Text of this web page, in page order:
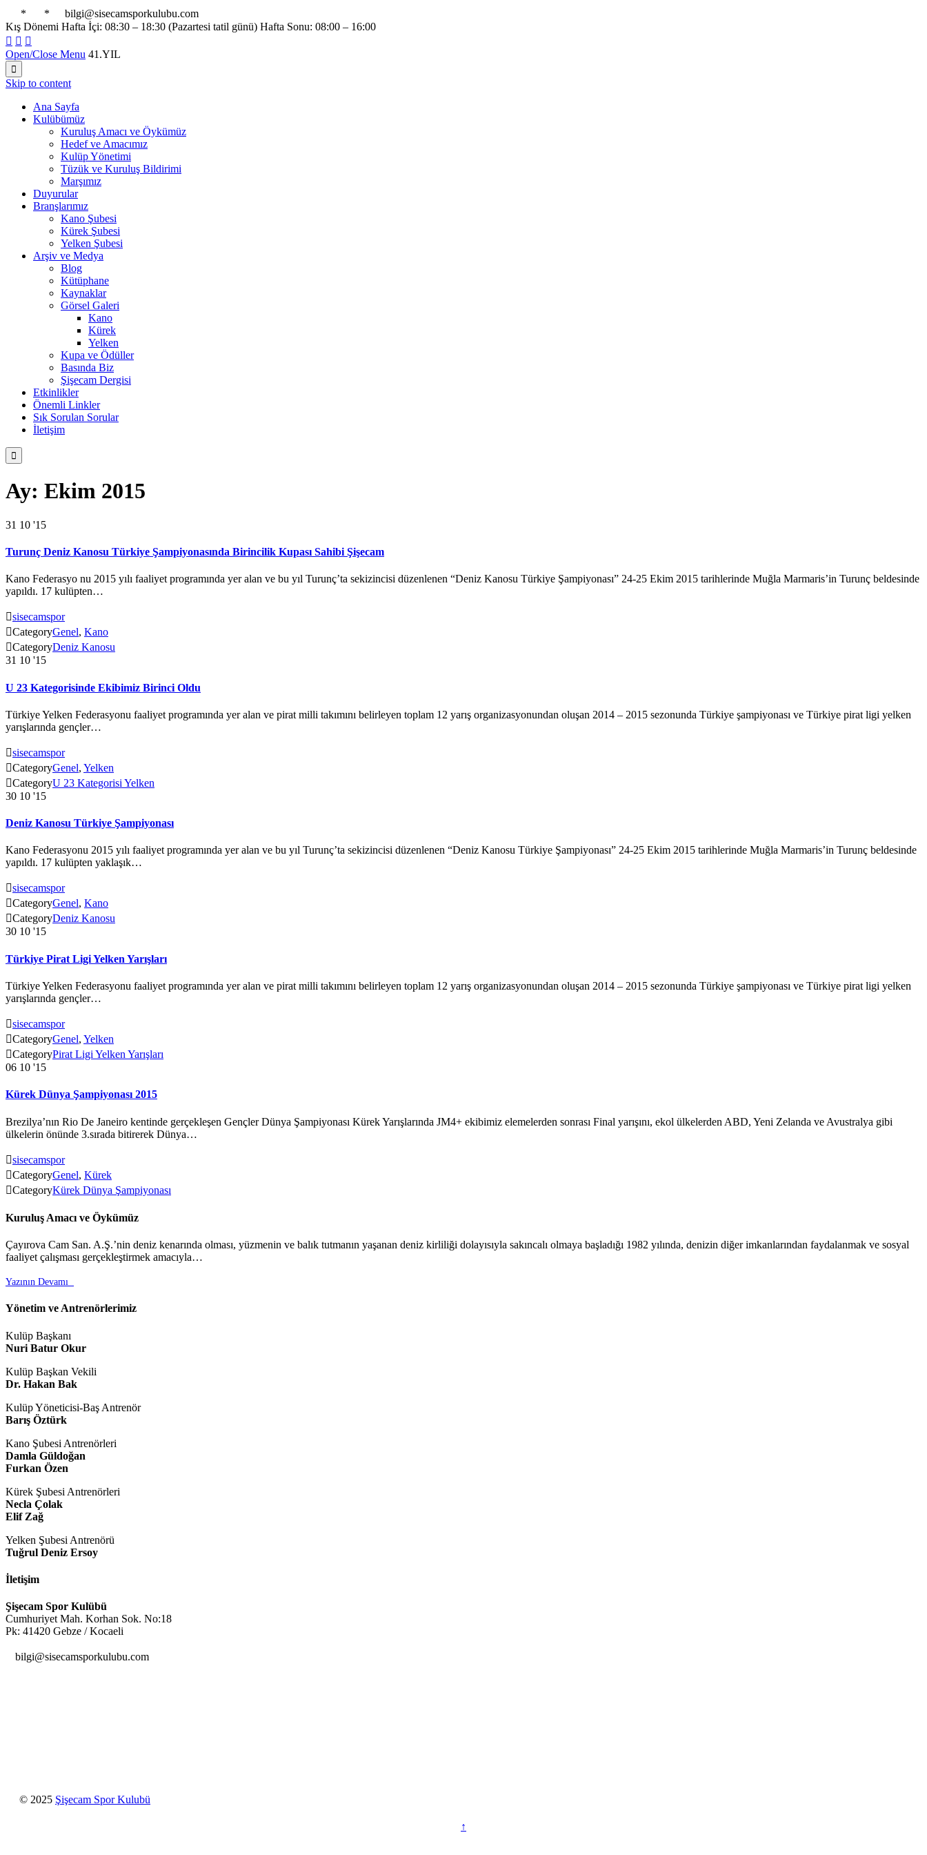
* *
bilgi@sisecamsporkulubu.com
Kış Dönemi Hafta İçi: 08:30 – 18:30 (Pazartesi tatil günü) Hafta Sonu: 08:00 – 16:00
  
Open/Close Menu 41.YIL

Skip to content
Ana Sayfa
Kulübümüz
Kuruluş Amacı ve Öykümüz
Hedef ve Amacımız
Kulüp Yönetimi
Tüzük ve Kuruluş Bildirimi
Marşımız
Duyurular
Branşlarımız
Kano Şubesi
Kürek Şubesi
Yelken Şubesi
Arşiv ve Medya
Blog
Kütüphane
Kaynaklar
Görsel Galeri
Kano
Kürek
Yelken
Kupa ve Ödüller
Basında Biz
Şişecam Dergisi
Etkinlikler
Önemli Linkler
Sık Sorulan Sorular
İletişim

Ay: Ekim 2015
31 10 '15
Turunç Deniz Kanosu Türkiye Şampiyonasında Birincilik Kupası Sahibi Şişecam
Kano Federasyo nu 2015 yılı faaliyet programında yer alan ve bu yıl Turunç’ta sekizincisi düzenlenen “Deniz Kanosu Türkiye Şampiyonası” 24-25 Ekim 2015 tarihlerinde Muğla Marmaris’in Turunç beldesinde
yapıldı. 17 kulüpten…
sisecamspor
CategoryGenel, Kano
CategoryDeniz Kanosu
31 10 '15
U 23 Kategorisinde Ekibimiz Birinci Oldu
Türkiye Yelken Federasyonu faaliyet programında yer alan ve pirat milli takımını belirleyen toplam 12 yarış organizasyonundan oluşan 2014 – 2015 sezonunda Türkiye şampiyonası ve Türkiye pirat ligi yelken
yarışlarında gençler…
sisecamspor
CategoryGenel, Yelken
CategoryU 23 Kategorisi Yelken
30 10 '15
Deniz Kanosu Türkiye Şampiyonası
Kano Federasyonu 2015 yılı faaliyet programında yer alan ve bu yıl Turunç’ta sekizincisi düzenlenen “Deniz Kanosu Türkiye Şampiyonası” 24-25 Ekim 2015 tarihlerinde Muğla Marmaris’in Turunç beldesinde
yapıldı. 17 kulüpten yaklaşık…
sisecamspor
CategoryGenel, Kano
CategoryDeniz Kanosu
30 10 '15
Türkiye Pirat Ligi Yelken Yarışları
Türkiye Yelken Federasyonu faaliyet programında yer alan ve pirat milli takımını belirleyen toplam 12 yarış organizasyonundan oluşan 2014 – 2015 sezonunda Türkiye şampiyonası ve Türkiye pirat ligi yelken
yarışlarında gençler…
sisecamspor
CategoryGenel, Yelken
CategoryPirat Ligi Yelken Yarışları
06 10 '15
Kürek Dünya Şampiyonası 2015
Brezilya’nın Rio De Janeiro kentinde gerçekleşen Gençler Dünya Şampiyonası Kürek Yarışlarında JM4+ ekibimiz elemelerden sonrası Final yarışını, ekol ülkelerden ABD, Yeni Zelanda ve Avustralya gibi
ülkelerin önünde 3.sırada bitirerek Dünya…
sisecamspor
CategoryGenel, Kürek
CategoryKürek Dünya Şampiyonası
Kuruluş Amacı ve Öykümüz
Çayırova Cam San. A.Ş.’nin deniz kenarında olması, yüzmenin ve balık tutmanın yaşanan deniz kirliliği dolayısıyla sakıncalı olmaya başladığı 1982 yılında, denizin diğer imkanlarından faydalanmak ve sosyal
faaliyet çalışması gerçekleştirmek amacıyla…
Yazının Devamı
Yönetim ve Antrenörlerimiz
Kulüp Başkanı
Nuri Batur Okur
Kulüp Başkan Vekili
Dr. Hakan Bak
Kulüp Yöneticisi-Baş Antrenör
Barış Öztürk
Kano Şubesi Antrenörleri
Damla Güldoğan
Furkan Özen
Kürek Şubesi Antrenörleri
Necla Çolak
Elif Zağ
Yelken Şubesi Antrenörü
Tuğrul Deniz Ersoy
İletişim
Şişecam Spor Kulübü
Cumhuriyet Mah. Korhan Sok. No:18
Pk: 41420 Gebze / Kocaeli
bilgi@sisecamsporkulubu.com
© 2025 Şişecam Spor Kulubü
↑